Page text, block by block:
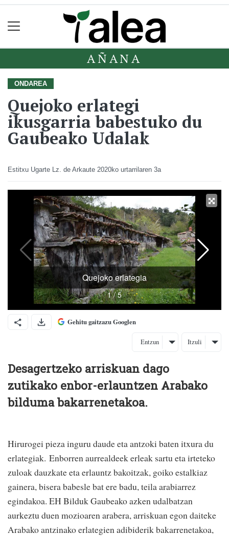
AÑANA
ONDAREA
Quejoko erlategi
ikusgarria babestuko du
Gaubeako Udalak
Estitxu Ugarte Lz. de Arkaute 2020ko urtarrilaren 3a
Gehitu gaitzazu Googlen
Entzun Itzuli
Desagertzeko arriskuan dago
zutikako enbor-erlauntzen Arabako
bilduma bakarrenetakoa.
Hirurogei pieza inguru daude eta antzoki baten itxura du
erlategiak. Enborren aurrealdeek erleak sartu eta irteteko
zuloak dauzkate eta erlauntz bakoitzak, goiko estalkiaz
gainera, bisera babesle bat ere badu, teila arabiarrez
egindakoa. EH Bilduk Gaubeako azken udalbatzan
aurkeztu duen mozioaren arabera, arriskuan egon daiteke
Arabako antzinako erlategien adibiderik bakarrenetakoa,